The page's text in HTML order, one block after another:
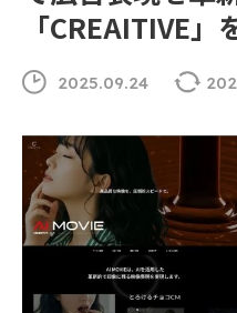
「CREAITIVE
2025.09.24